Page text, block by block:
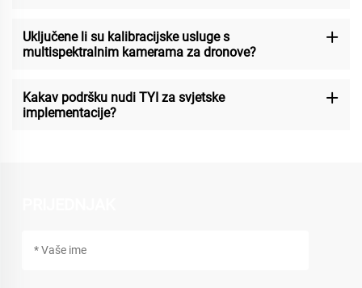
Uključene li su kalibracijske usluge s
multispektralnim kamerama za dronove?
Kakav podršku nudi TYI za svjetske
implementacije?